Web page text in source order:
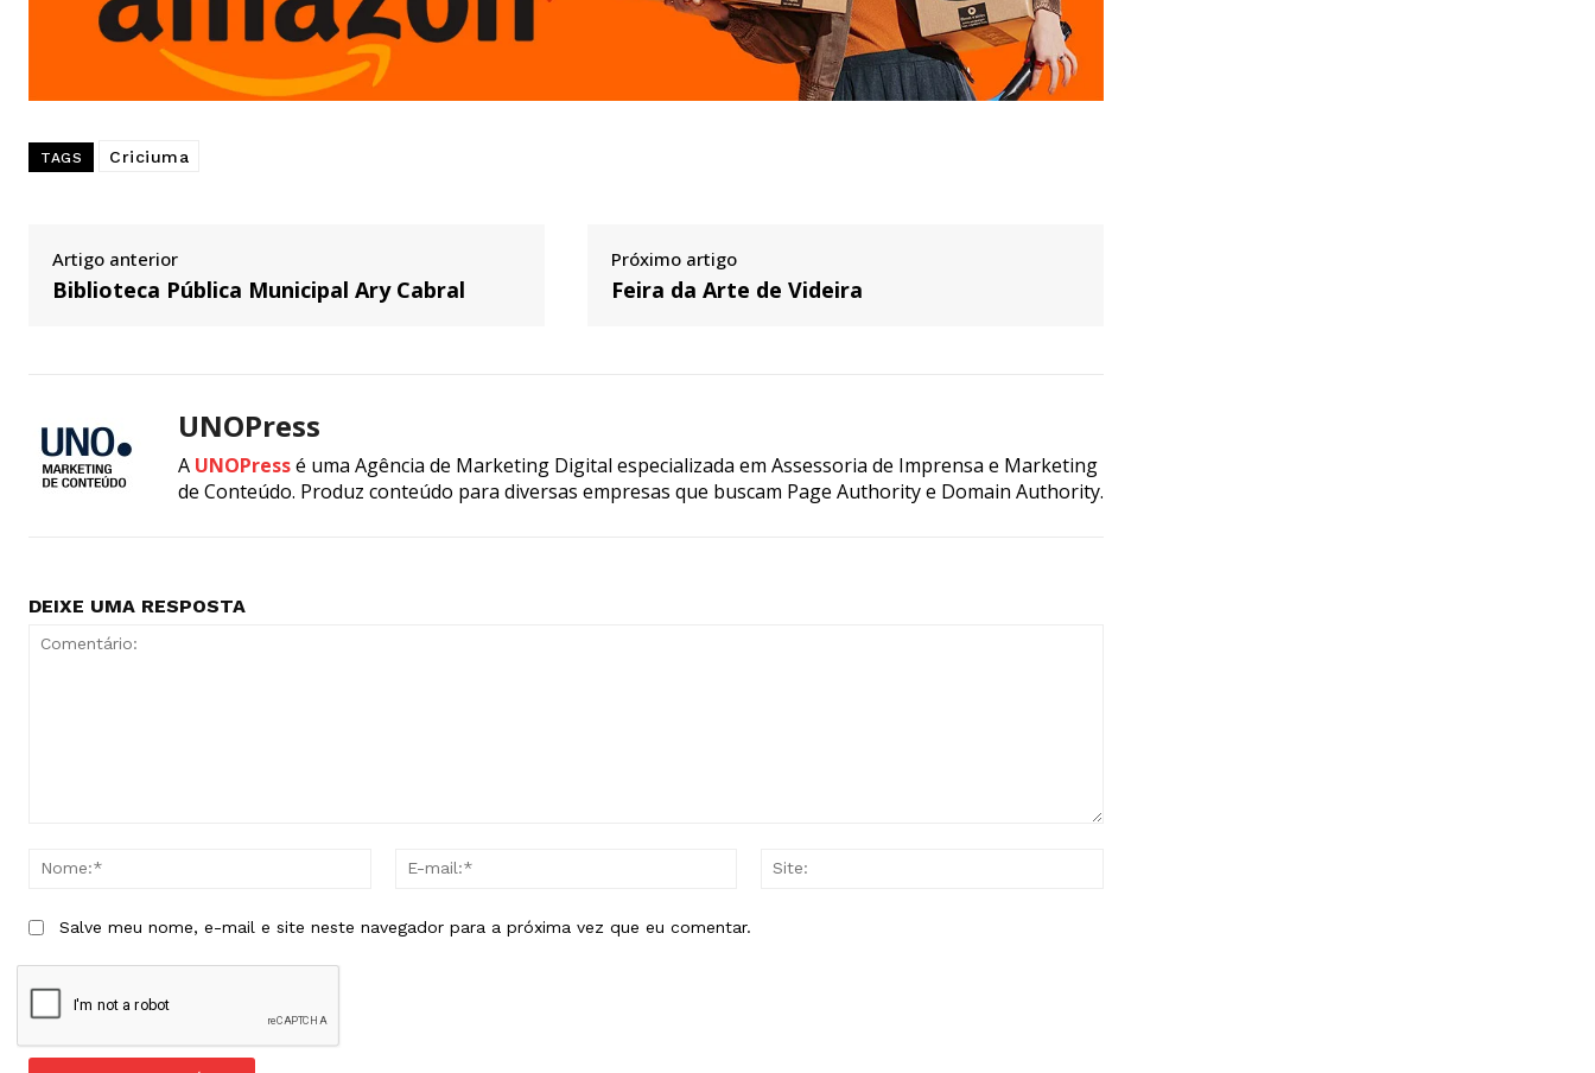
TAGS Criciuma
Artigo anterior
Biblioteca Pública Municipal Ary Cabral
Próximo artigo
Feira da Arte de Videira
UNOPress
A UNOPressé uma Agência de Marketing Digital especializada em Assessoria de Imprensa e Marketing
de Conteúdo. Produz conteúdo para diversas empresas que buscam Page Authority e Domain Authority.
DEIXE UMA RESPOSTA
Nome:*
Salve meu nome, e-mail e site neste navegador para a próxima vez que eu comentar.